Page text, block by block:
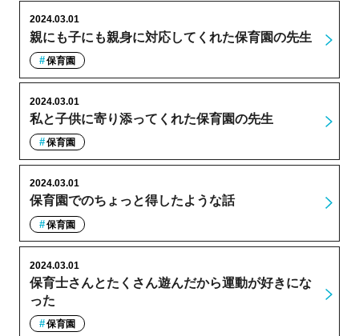
親にも子にも親身に対応してくれた保育園の先生
2024.03.01
保育園
私と子供に寄り添ってくれた保育園の先生
2024.03.01
保育園
保育園でのちょっと得したような話
2024.03.01
保育園
保育士さんとたくさん遊んだから運動が好きにな
った
2024.03.01
保育園